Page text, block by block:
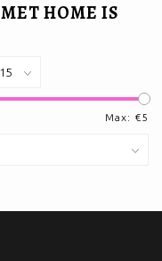
HOME IS
Max: €5